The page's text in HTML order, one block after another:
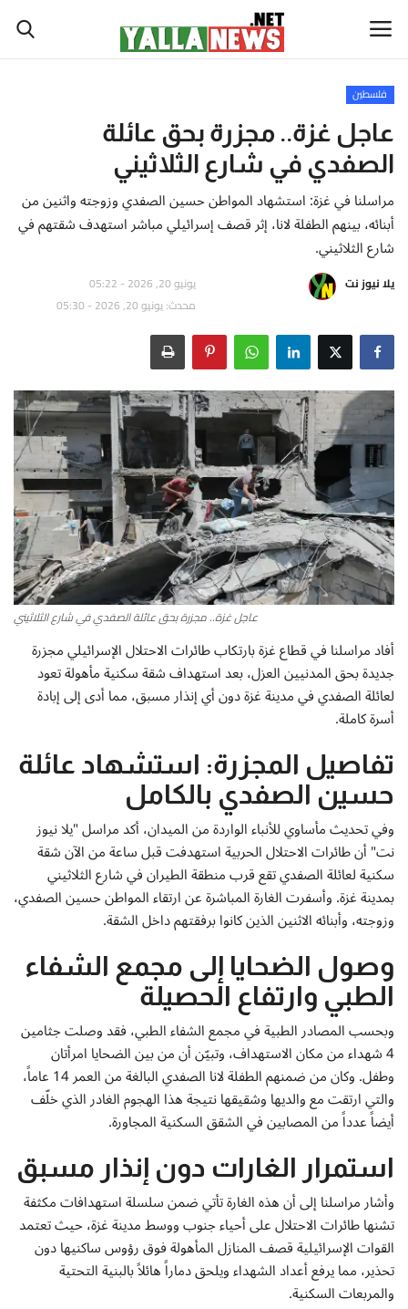
أخبار العالم
أخبار الوطن العربي
سياسة واقتصاد
رياضة
تكنولوجيا وعلوم
صحة ولياقة
أطباق من المطابخ العربية
سياحة وسفر
منوعات عامة
جاليري الفن التشكيلي
من نحن
سياسة الخصوصية
البنود والشروط
رئيس التحرير
إتصل بنا
فلسطين
عاجل غزة.. مجزرة بحق عائلة
الصفدي في شارع الثلاثيني
مراسلنا في غزة: استشهاد المواطن حسين الصفدي وزوجته واثنين من
أبنائه، بينهم الطفلة لانا، إثر قصف إسرائيلي مباشر استهدف شقتهم في
شارع الثلاثيني.
يلا نيوز نت
يونيو 20, 2026 - 05:22
محدث: يونيو 20, 2026 - 05:30
عاجل غزة.. مجزرة بحق عائلة الصفدي في شارع الثلاثيني
أفاد مراسلنا في قطاع غزة بارتكاب طائرات الاحتلال الإسرائيلي مجزرة
جديدة بحق المدنيين العزل، بعد استهداف شقة سكنية مأهولة تعود
لعائلة الصفدي في مدينة غزة دون أي إنذار مسبق، مما أدى إلى إبادة
أسرة كاملة.
تفاصيل المجزرة: استشهاد عائلة
حسين الصفدي بالكامل
وفي تحديث مأساوي للأنباء الواردة من الميدان، أكد مراسل "يلا نيوز
نت" أن طائرات الاحتلال الحربية استهدفت قبل ساعة من الآن شقة
سكنية لعائلة الصفدي تقع قرب منطقة الطيران في شارع الثلاثيني
بمدينة غزة. وأسفرت الغارة المباشرة عن ارتقاء المواطن حسين الصفدي،
وزوجته، وأبنائه الاثنين الذين كانوا برفقتهم داخل الشقة.
وصول الضحايا إلى مجمع الشفاء
الطبي وارتفاع الحصيلة
وبحسب المصادر الطبية في مجمع الشفاء الطبي، فقد وصلت جثامين
4 شهداء من مكان الاستهداف، وتبيّن أن من بين الضحايا امرأتان
وطفل. وكان من ضمنهم الطفلة لانا الصفدي البالغة من العمر 14 عاماً،
والتي ارتقت مع والديها وشقيقها نتيجة هذا الهجوم الغادر الذي خلّف
أيضاً عدداً من المصابين في الشقق السكنية المجاورة.
استمرار الغارات دون إنذار مسبق
وأشار مراسلنا إلى أن هذه الغارة تأتي ضمن سلسلة استهدافات مكثفة
تشنها طائرات الاحتلال على أحياء جنوب ووسط مدينة غزة، حيث تعتمد
القوات الإسرائيلية قصف المنازل المأهولة فوق رؤوس ساكنيها دون
تحذير، مما يرفع أعداد الشهداء ويلحق دماراً هائلاً بالبنية التحتية
والمربعات السكنية.